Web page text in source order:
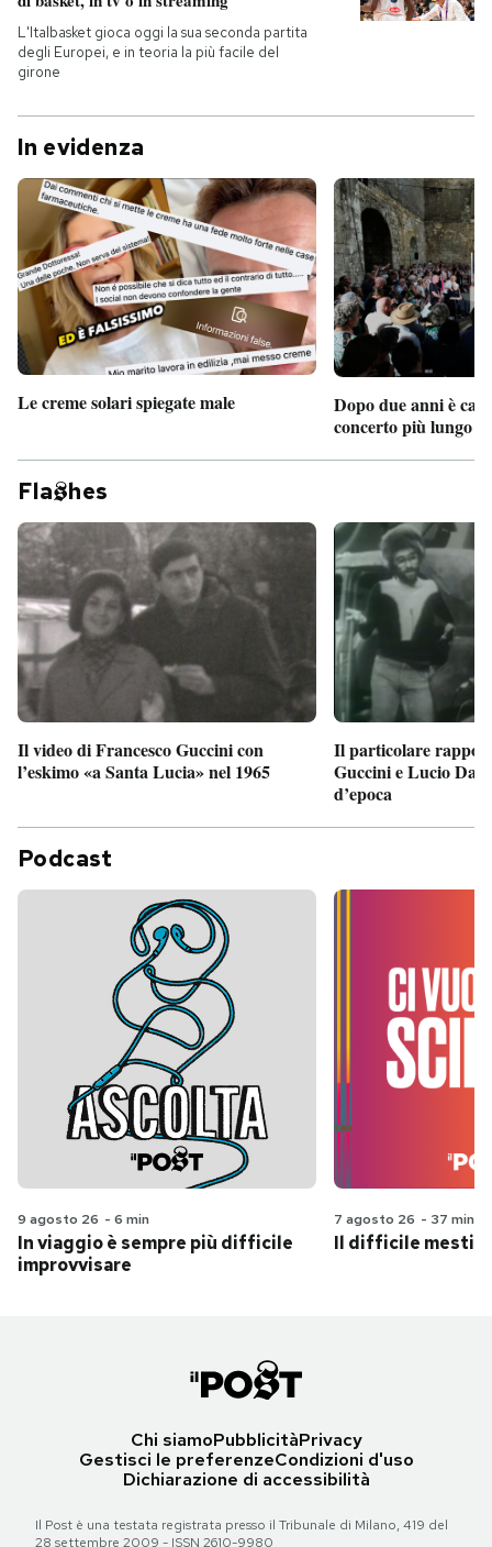
L'Italbasket gioca oggi la sua seconda partita
degli Europei, e in teoria la più facile del
girone
In evidenza
Le creme solari spiegate male
Dopo due anni è
concerto più lungo
Fla hes
Il video di Francesco Guccini con
l’eskimo «a Santa Lucia» nel 1965
Il particolare
Guccini e Lucio
d’epoca
Podcast
9 agosto 26 - 6 min
In viaggio è sempre più difficile
improvvisare
7 agosto 26 - 37 min
Il difficile
Chi siamoPubblicitàPrivacy
Gestisci le preferenzeCondizioni d'uso
Dichiarazione di accessibilità
Il Post è una testata registrata presso il Tribunale di Milano, 419 del
28 settembre 2009 - ISSN 2610-9980